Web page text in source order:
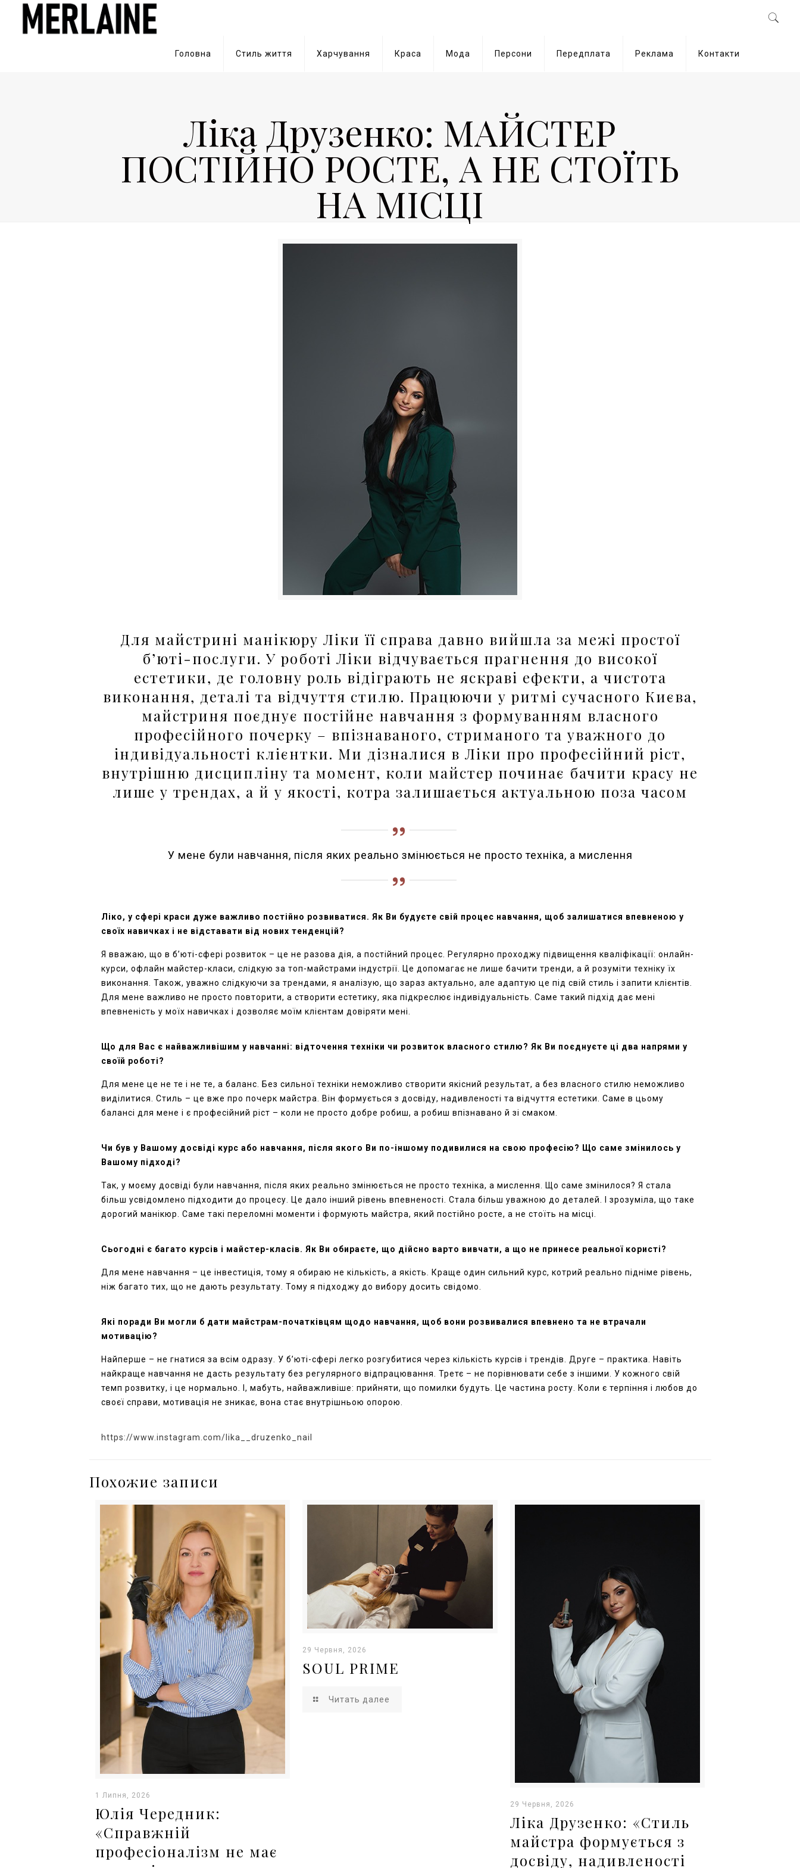
Головна Стиль життя Харчування Краса Мода Персони Передплата Реклама Контакти
Ліка Друзенко: МАЙСТЕР
ПОСТІЙНО РОСТЕ, А НЕ СТОЇТЬ
НА МІСЦІ
Для майстрині манікюру Ліки її справа давно вийшла за межі простої
б’юті-послуги. У роботі Ліки відчувається прагнення до високої
естетики, де головну роль відіграють не яскраві ефекти, а чистота
виконання, деталі та відчуття стилю. Працюючи у ритмі сучасного Києва,
майстриня поєднує постійне навчання з формуванням власного
професійного почерку – впізнаваного, стриманого та уважного до
індивідуальності клієнтки. Ми дізналися в Ліки про професійний ріст,
внутрішню дисципліну та момент, коли майстер починає бачити красу не
лише у трендах, а й у якості, котра залишається актуальною поза часом
У мене були навчання, після яких реально змінюється не просто техніка, а мислення
Ліко, у сфері краси дуже важливо постійно розвиватися. Як Ви будуєте свій процес навчання, щоб залишатися впевненою у
своїх навичках і не відставати від нових тенденцій?
Я вважаю, що в б’юті-сфері розвиток – це не разова дія, а постійний процес. Регулярно проходжу підвищення кваліфікації: онлайн-
курси, офлайн майстер-класи, слідкую за топ-майстрами індустрії. Це допомагає не лише бачити тренди, а й розуміти техніку їх
виконання. Також, уважно слідкуючи за трендами, я аналізую, що зараз актуально, але адаптую це під свій стиль і запити клієнтів.
Для мене важливо не просто повторити, а створити естетику, яка підкреслює індивідуальність. Саме такий підхід дає мені
впевненість у моїх навичках і дозволяє моїм клієнтам довіряти мені.
Що для Вас є найважливішим у навчанні: відточення техніки чи розвиток власного стилю? Як Ви поєднуєте ці два напрями у
своїй роботі?
Для мене це не те і не те, а баланс. Без сильної техніки неможливо створити якісний результат, а без власного стилю неможливо
виділитися. Стиль – це вже про почерк майстра. Він формується з досвіду, надивленості та відчуття естетики. Саме в цьому
балансі для мене і є професійний ріст – коли не просто добре робиш, а робиш впізнавано й зі смаком.
Чи був у Вашому досвіді курс або навчання, після якого Ви по-іншому подивилися на свою професію? Що саме змінилось у
Вашому підході?
Так, у моєму досвіді були навчання, після яких реально змінюється не просто техніка, а мислення. Що саме змінилося? Я стала
більш усвідомлено підходити до процесу. Це дало інший рівень впевненості. Стала більш уважною до деталей. І зрозуміла, що таке
дорогий манікюр. Саме такі переломні моменти і формують майстра, який постійно росте, а не стоїть на місці.
Сьогодні є багато курсів і майстер-класів. Як Ви обираєте, що дійсно варто вивчати, а що не принесе реальної користі?
Для мене навчання – це інвестиція, тому я обираю не кількість, а якість. Краще один сильний курс, котрий реально підніме рівень,
ніж багато тих, що не дають результату. Тому я підходжу до вибору досить свідомо.
Які поради Ви могли б дати майстрам-початківцям щодо навчання, щоб вони розвивалися впевнено та не втрачали
мотивацію?
Найперше – не гнатися за всім одразу. У б’юті-сфері легко розгубитися через кількість курсів і трендів. Друге – практика. Навіть
найкраще навчання не дасть результату без регулярного відпрацювання. Третє – не порівнювати себе з іншими. У кожного свій
темп розвитку, і це нормально. І, мабуть, найважливіше: прийняти, що помилки будуть. Це частина росту. Коли є терпіння і любов до
своєї справи, мотивація не зникає, вона стає внутрішньою опорою.
https://www.instagram.com/lika__druzenko_nail
Похожие записи
1 Липня, 2026
Юлія Чередник:
«Справжній
професіоналізм не має
29 Червня, 2026
SOUL PRIME
Читать далее
29 Червня, 2026
Ліка Друзенко: «Стиль
майстра формується з
досвіду, надивленості